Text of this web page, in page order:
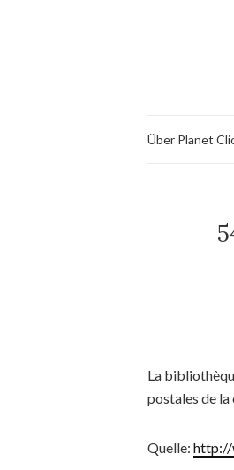
Über Planet
La
postales de
Quelle: http://